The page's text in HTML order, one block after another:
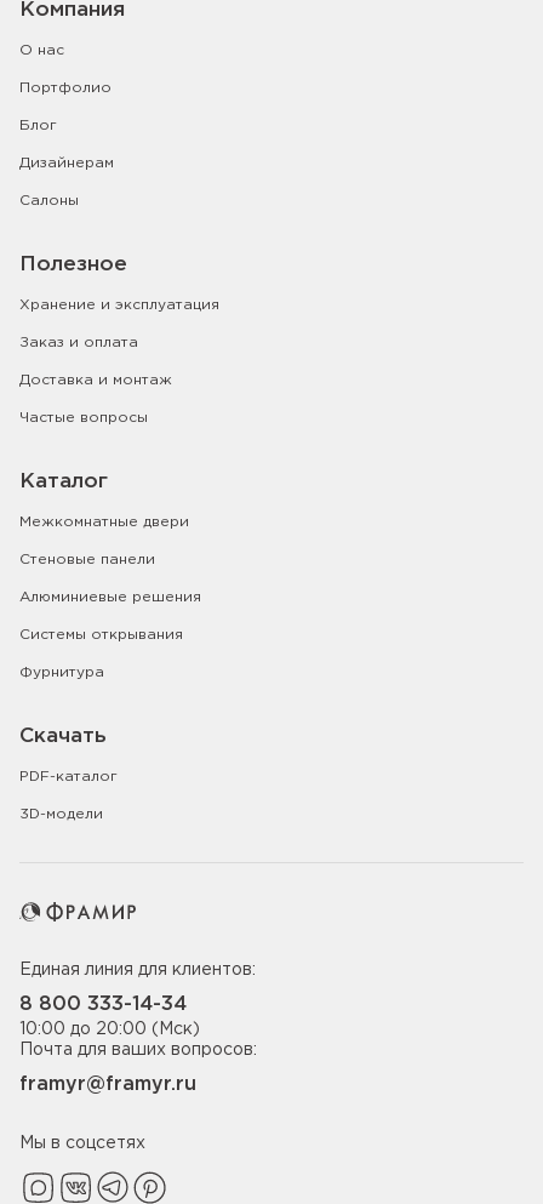
Компания
О нас
Портфолио
Блог
Дизайнерам
Салоны
Полезное
Хранение и эксплуатация
Заказ и оплата
Доставка и монтаж
Частые вопросы
Каталог
Межкомнатные двери
Стеновые панели
Алюминиевые решения
Системы открывания
Фурнитура
Скачать
PDF-каталог
3D-модели
Единая линия для клиентов:
8 800 333-14-34
10:00 до 20:00 (Мск)
Почта для ваших вопросов:
framyr@framyr.ru
Мы в соцсетях